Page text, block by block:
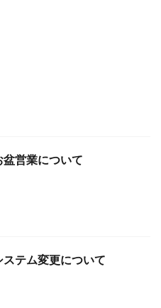
営業について
テム変更について